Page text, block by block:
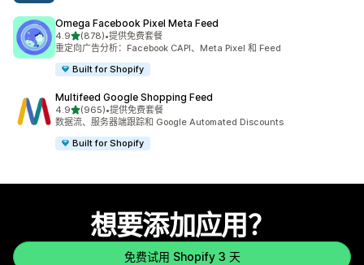
Omega Facebook Pixel Meta Feed
4.9星（满分 5 星）
(878)
总共 878 条评论
•提供免费套餐
重定向广告分析：Facebook CAPI、Meta Pixel 和 Feed
Built for Shopify
Multifeed Google Shopping Feed
4.9星（满分 5 星）
(965)
总共 965 条评论
•提供免费套餐
数据流、服务器端跟踪和 Google Automated Discounts
Built for Shopify
想要添加应用？
免费试用 Shopify 3 天